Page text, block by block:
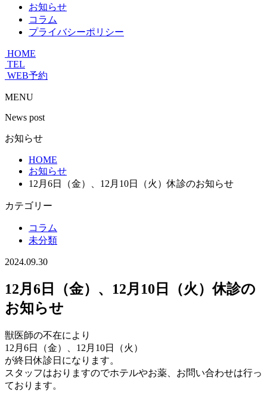
お知らせ
コラム
プライバシーポリシー
HOME
TEL
WEB予約
MENU
News post
お知らせ
HOME
お知らせ
12月6日（金）、12月10日（火）休診のお知らせ
カテゴリー
コラム
未分類
2024.09.30
12月6日（金）、12月10日（火）休診の
お知らせ
獣医師の不在により
12月6日（金）、12月10日（火）
が終日休診日になります。
スタッフはおりますのでホテルやお薬、お問い合わせは行っ
ております。